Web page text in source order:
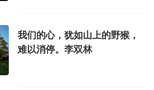
我们的心，犹如山上的野猴，
难以消停。李双林